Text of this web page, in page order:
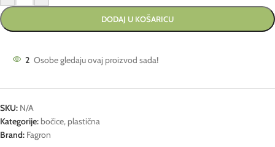
DODAJ U KOŠARICU
2 Osobe gledaju ovaj proizvod sada!
SKU: N/A
Kategorije: bočice, plastična
Brand: Fagron